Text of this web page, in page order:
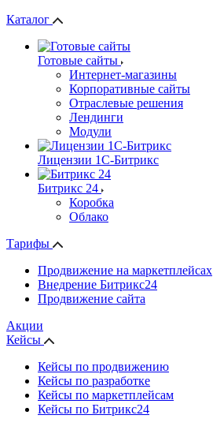
Каталог
Готовые сайты
Интернет-магазины
Корпоративные сайты
Отраслевые решения
Лендинги
Модули
Лицензии 1С-Битрикс
Битрикс 24
Коробка
Облако
Тарифы
Продвижение на маркетплейсах
Внедрение Битрикс24
Продвижение сайта
Акции
Кейсы
Кейсы по продвижению
Кейсы по разработке
Кейсы по маркетплейсам
Кейсы по Битрикс24